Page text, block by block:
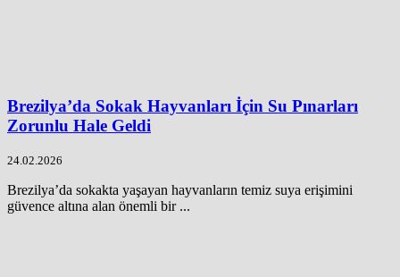
Brezilya’da Sokak Hayvanları İçin Su Pınarları
Zorunlu Hale Geldi
24.02.2026
Brezilya’da sokakta yaşayan hayvanların temiz suya erişimini
güvence altına alan önemli bir ...